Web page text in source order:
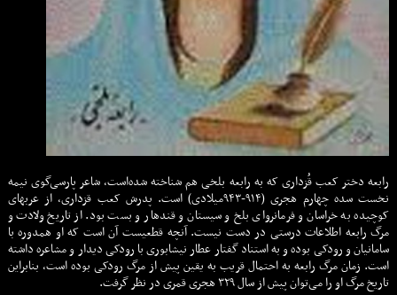
رابعه دختر کعب قُزداری که به رابعه بلخی هم شناخته شده‌است، شاعر پارسی‌گوی نیمه
نخست سده چهارم هجری (۹۱۴-۹۴۳میلادی) است. پدرش کعب قزداری، از عربهای
کوچیده به خراسان و فرمانروای بلخ و سیستان و قندهار و بست بود. از تاریخ ولادت و
مرگ رابعه اطلاعات درستی در دست نیست. آنچه قطعیست آن است که او همدوره با
سامانیان و رودکی بوده و به استناد گفتار عطار نیشابوری با رودکی دیدار و مشاعره داشته
است. زمان مرگ رابعه به احتمال قریب به یقین پیش از مرگ رودکی بوده است، بنابراین
تاریخ مرگ او را می‌توان پیش از سال ۳۲۹ هجری قمری در نظر گرفت.